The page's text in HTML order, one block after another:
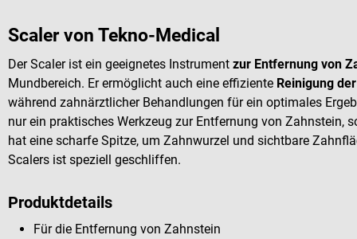
Scaler von Tekno-Medical
Der Scaler ist ein geeignetes Instrument zur Entfernung von
Mundbereich. Er ermöglicht auch eine effiziente Reinigung
während zahnärztlicher Behandlungen für ein optimales
nur ein praktisches Werkzeug zur Entfernung von Zahnstein,
hat eine scharfe Spitze, um Zahnwurzel und sichtbare
Scalers ist speziell geschliffen.
Produktdetails
Für die Entfernung von Zahnstein